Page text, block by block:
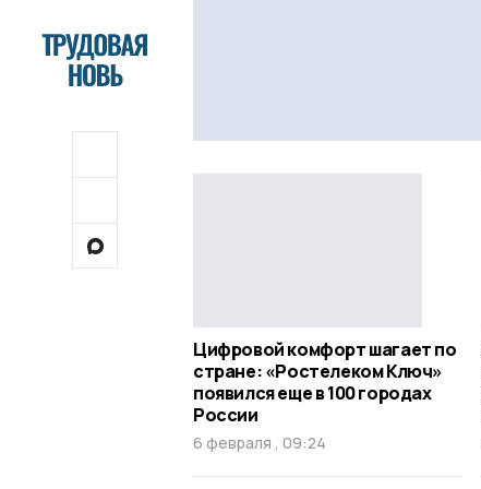
Цифровой комфорт шагает по
стране: «Ростелеком Ключ»
появился еще в 100 городах
России
6 февраля , 09:24